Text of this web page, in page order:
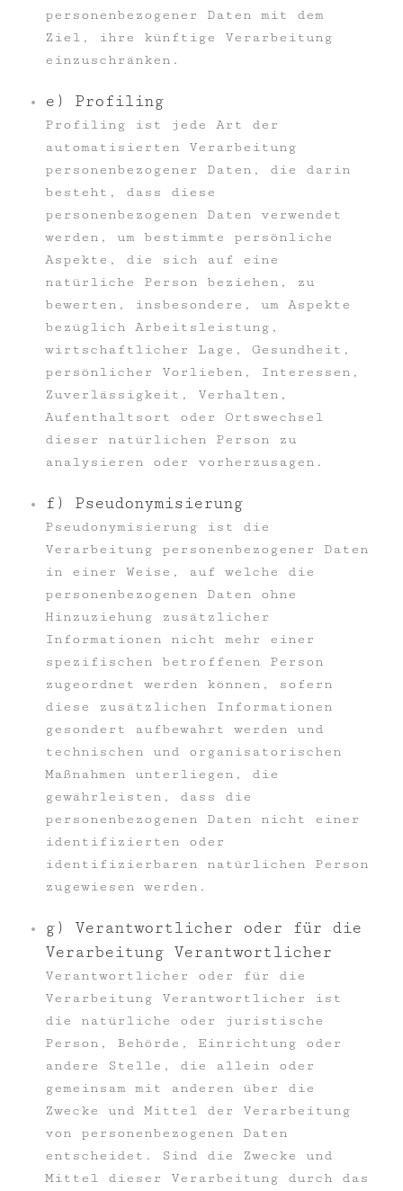
personenbezogener Daten mit dem
Ziel, ihre künftige Verarbeitung
einzuschränken.
e) Profiling
Profiling ist jede Art der
automatisierten Verarbeitung
personenbezogener Daten, die darin
besteht, dass diese
personenbezogenen Daten verwendet
werden, um bestimmte persönliche
Aspekte, die sich auf eine
natürliche Person beziehen, zu
bewerten, insbesondere, um Aspekte
bezüglich Arbeitsleistung,
wirtschaftlicher Lage, Gesundheit,
persönlicher Vorlieben, Interessen,
Zuverlässigkeit, Verhalten,
Aufenthaltsort oder Ortswechsel
dieser natürlichen Person zu
analysieren oder vorherzusagen.
f) Pseudonymisierung
Pseudonymisierung ist die
Verarbeitung personenbezogener Daten
in einer Weise, auf welche die
personenbezogenen Daten ohne
Hinzuziehung zusätzlicher
Informationen nicht mehr einer
spezifischen betroffenen Person
zugeordnet werden können, sofern
diese zusätzlichen Informationen
gesondert aufbewahrt werden und
technischen und organisatorischen
Maßnahmen unterliegen, die
gewährleisten, dass die
personenbezogenen Daten nicht einer
identifizierten oder
identifizierbaren natürlichen Person
zugewiesen werden.
g) Verantwortlicher oder für die
Verarbeitung Verantwortlicher
Verantwortlicher oder für die
Verarbeitung Verantwortlicher ist
die natürliche oder juristische
Person, Behörde, Einrichtung oder
andere Stelle, die allein oder
gemeinsam mit anderen über die
Zwecke und Mittel der Verarbeitung
von personenbezogenen Daten
entscheidet. Sind die Zwecke und
Mittel dieser Verarbeitung durch das